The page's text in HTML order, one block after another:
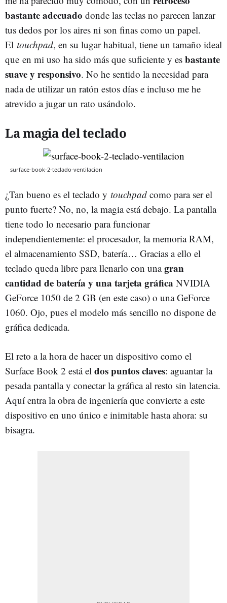
bastante adecuado donde las teclas no parecen lanzar
tus dedos por los aires ni son finas como un papel.
El touchpad, en su lugar habitual, tiene un tamaño ideal
que en mi uso ha sido más que suficiente y es bastante
suave y responsivo. No he sentido la necesidad para
nada de utilizar un ratón estos días e incluso me he
atrevido a jugar un rato usándolo.
La magia del teclado
surface-book-2-teclado-ventilacion
¿Tan bueno es el teclado y touchpad como para ser el
punto fuerte? No, no, la magia está debajo. La pantalla
tiene todo lo necesario para funcionar
independientemente: el procesador, la memoria RAM,
el almacenamiento SSD, batería… Gracias a ello el
teclado queda libre para llenarlo con unagran
cantidad de batería y una tarjeta gráfica NVIDIA
GeForce 1050 de 2 GB (en este caso) o una GeForce
1060. Ojo, pues el modelo más sencillo no dispone de
gráfica dedicada.
El reto a la hora de hacer un dispositivo como el
Surface Book 2 está el dos puntos claves: aguantar la
pesada pantalla y conectar la gráfica al resto sin latencia.
Aquí entra la obra de ingeniería que convierte a este
dispositivo en uno único e inimitable hasta ahora: su
bisagra.